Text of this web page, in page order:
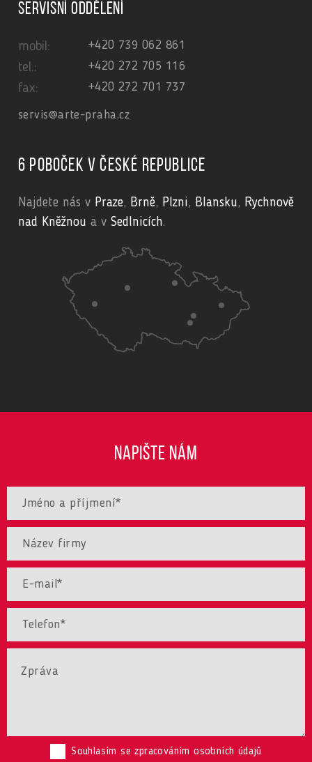
Servisní oddělení
mobil: +420 739 062 861
tel.: +420 272 705 116
fax: +420 272 701 737
servis@arte-praha.cz
6 poboček v České republice
Najdete nás v Praze, Brně, Plzni, Blansku, Rychnově
nad Kněžnou a v Sedlnicích.
NAPIŠTE NÁM
Souhlasím se zpracováním osobních údajů